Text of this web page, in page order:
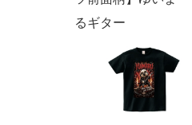
るギター